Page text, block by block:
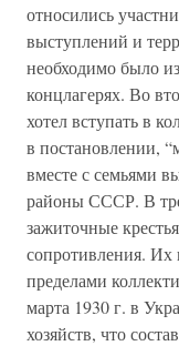
относились
выступлений и
необходимо было
концлагерях. Во
хотел вступать в
в постановлении,
вместе с семьями
районы СССР. В
зажиточные
сопротивления. Их
пределами
марта 1930 г. в
хозяйств, что